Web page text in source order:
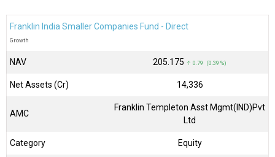
Franklin India Smaller Companies Fund - Direct
Growth
NAV ₹205.175 ↑ 0.79 (0.39 %)
Net Assets (Cr) ₹14,336
AMC
Franklin Templeton Asst Mgmt(IND)Pvt
Ltd
Category Equity